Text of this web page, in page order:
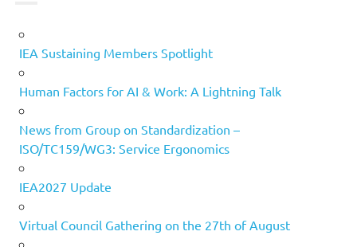
IEA Sustaining Members Spotlight
Human Factors for AI & Work: A Lightning Talk
News from Group on Standardization –
ISO/TC159/WG3: Service Ergonomics
IEA2027 Update
Virtual Council Gathering on the 27th of August